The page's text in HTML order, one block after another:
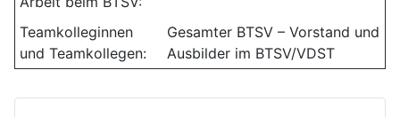
Teamkolleginnen
und Teamkollegen:
Gesamter BTSV – Vorstand und
Ausbilder im BTSV/VDST